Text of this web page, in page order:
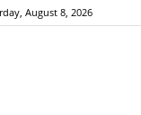
August 8, 2026